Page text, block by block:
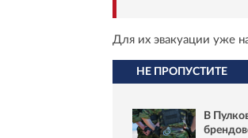
Для их эвакуации уже
НЕ ПРОПУСТИТЕ
В